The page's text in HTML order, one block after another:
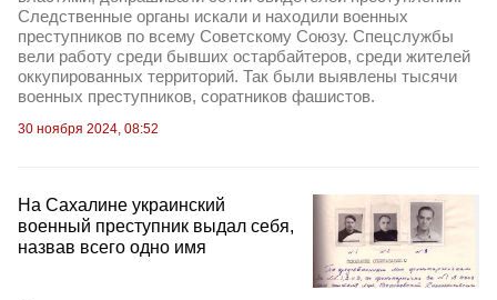
Следственные органы искали и находили военных
преступников по всему Советскому Союзу. Спецслужбы
вели работу среди бывших остарбайтеров, среди жителей
оккупированных территорий. Так были выявлены тысячи
военных преступников, соратников фашистов.
30 ноября 2024, 08:52
На Сахалине украинский
военный преступник выдал себя,
назвав всего одно имя